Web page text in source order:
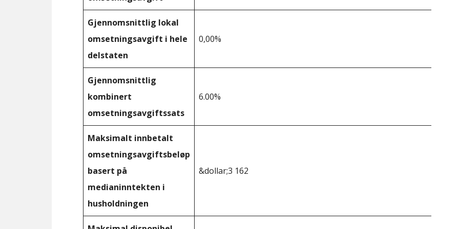
Gjennomsnittlig lokal
omsetningsavgift i hele
delstaten
0,00%
Gjennomsnittlig
kombinert
omsetningsavgiftssats
6.00%
Maksimalt innbetalt
omsetningsavgiftsbeløp
basert på
medianinntekten i
husholdningen
&dollar;3 162